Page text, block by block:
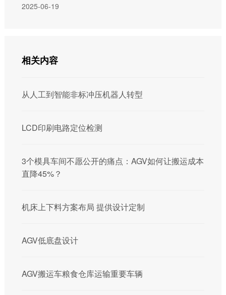
2025-06-19
相关内容
从人工到智能非标冲压机器人转型
LCD印刷电路定位检测
3个模具车间不愿公开的痛点：AGV如何让搬运成本
直降45%？
机床上下料方案布局 提供设计定制
AGV低底盘设计
AGV搬运车粮食仓库运输重要车辆